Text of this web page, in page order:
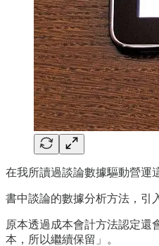
在我所讀過談論數據驅動營運
書中談論的數據分析方法，引
原本透過成本會計方法認定還
本，所以繼續保留」。